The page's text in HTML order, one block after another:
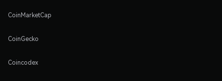
CoinMarketCap
CoinGecko
Coincodex